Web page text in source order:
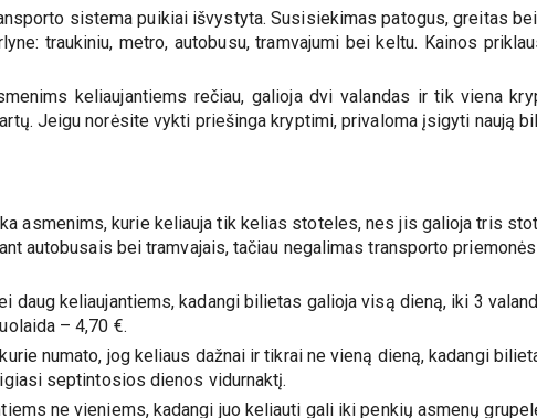
sistema puikiai išvystyta. Susisiekimas patogus, greitas
traukiniu, metro, autobusu, tramvajumi bei keltu. Kainos
keliaujantiems rečiau, galioja dvi valandas ir tik viena
Jeigu norėsite vykti priešinga kryptimi, privaloma įsigyti naują
asmenims, kurie keliauja tik kelias stoteles, nes jis galioja tris
autobusais bei tramvajais, tačiau negalimas transporto
daug keliaujantiems, kadangi bilietas galioja visą dieną, iki 3
– 4,70 €.
numato, jog keliaus dažnai ir tikrai ne vieną dieną, kadangi
septintosios dienos vidurnaktį.
ne vieniems, kadangi juo keliauti gali iki penkių asmenų